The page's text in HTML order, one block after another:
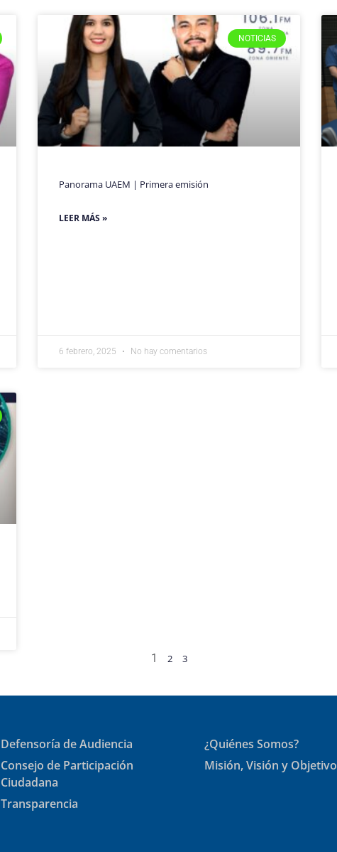
NOTICIAS
Panorama UAEM | Primera emisión
LEER MÁS »
6 febrero, 2025 No hay comentarios
1 2 3
Defensoría de Audiencia
Consejo de Participación
Ciudadana
Transparencia
¿Quiénes Somos?
Misión, Visión y Objetivo